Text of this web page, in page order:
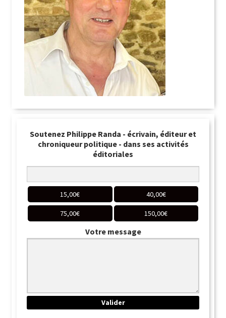
Soutenez Philippe Randa - écrivain, éditeur et
chroniqueur politique - dans ses activités
éditoriales
15,00€ 40,00€
75,00€ 150,00€
Votre message